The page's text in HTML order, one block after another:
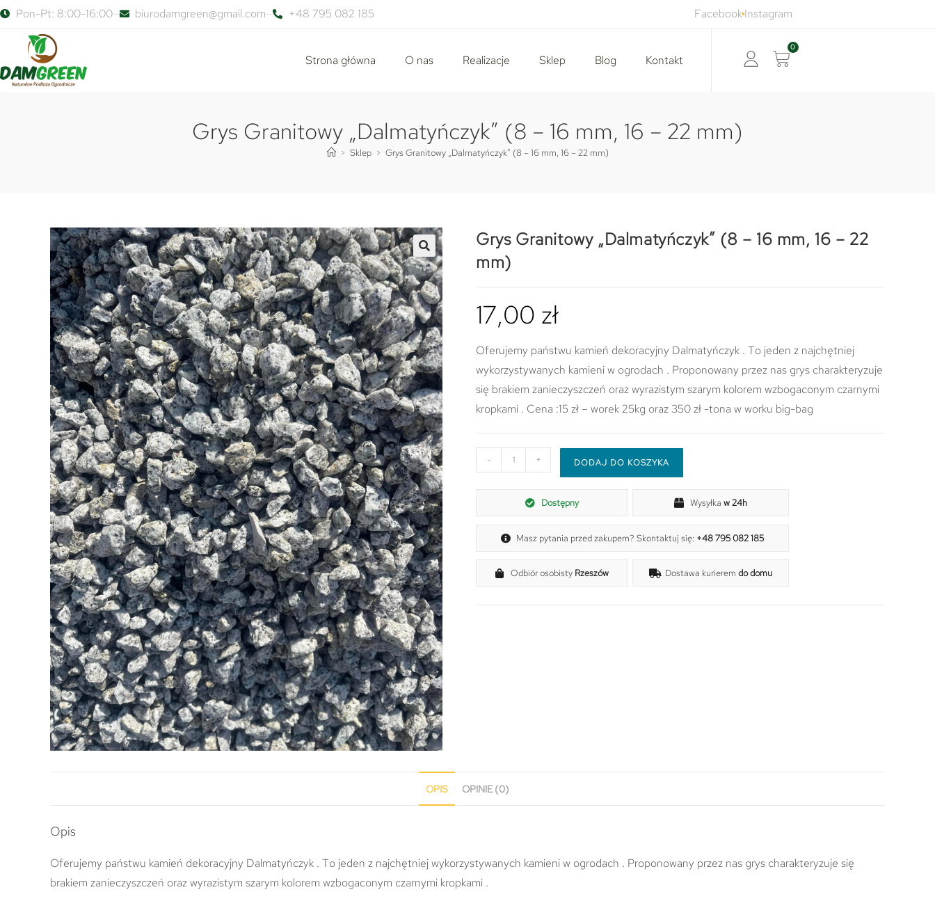
Pon-Pt: 8:00-16:00 biurodamgreen@gmail.com +48 795 082 185 FacebookInstagram
Strona główna O nas Realizacje Sklep Blog Kontakt
0
Grys Granitowy „Dalmatyńczyk” (8 – 16 mm, 16 – 22 mm)
> Sklep > Grys Granitowy „Dalmatyńczyk” (8 – 16 mm, 16 – 22 mm)
Grys Granitowy „Dalmatyńczyk” (8 – 16 mm, 16 – 22
mm)
17,00 zł
Oferujemy państwu kamień dekoracyjny Dalmatyńczyk . To jeden z najchętniej
wykorzystywanych kamieni w ogrodach . Proponowany przez nas grys charakteryzuje
się brakiem zanieczyszczeń oraz wyrazistym szarym kolorem wzbogaconym czarnymi
kropkami . Cena :15 zł – worek 25kg oraz 350 zł -tona w worku big-bag
- + DODAJ DO KOSZYKA
Dostępny Wysyłka w 24h
Masz pytania przed zakupem? Skontaktuj się: +48 795 082 185
Odbiór osobisty Rzeszów Dostawa kurierem do domu
OPIS OPINIE (0)
Opis
Oferujemy państwu kamień dekoracyjny Dalmatyńczyk . To jeden z najchętniej wykorzystywanych kamieni w ogrodach . Proponowany przez nas grys charakteryzuje się
brakiem zanieczyszczeń oraz wyrazistym szarym kolorem wzbogaconym czarnymi kropkami .